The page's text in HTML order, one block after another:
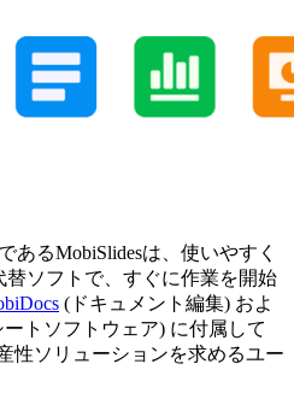
あるMobiSlidesは、使いやすく
替ソフトで、すぐに作業を開始
(ドキュメント編集) およ
トソフトウェア) に付属して
性ソリューションを求めるユー